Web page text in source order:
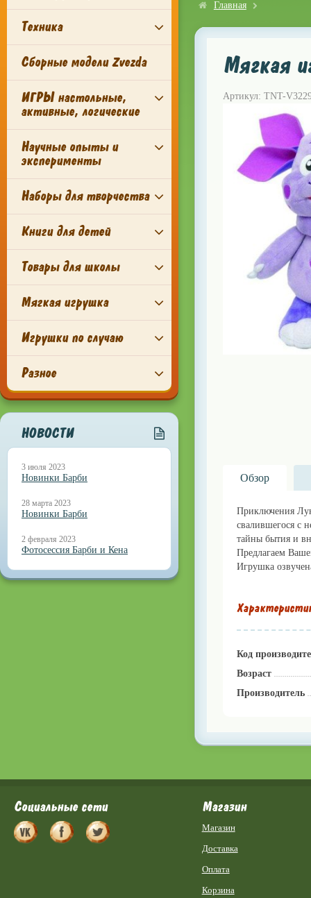
Техника
Сборные модели Zvezda
ИГРЫ настольные,
активные, логические
Научные опыты и
эксперименты
Наборы для творчества
Книги для детей
Товары для школы
Мягкая игрушка
Игрушки по случаю
Разное
НОВОСТИ
3 июля 2023
Новинки Барби
28 марта 2023
Новинки Барби
2 февраля 2023
Фотосессия Барби и Кена
Главная
Мягкая
Артикул: TNT-
Обзор
Приключения
свалившегося с
тайны бытия и
Предлагаем
Игрушка
Код
Возраст
Производитель
Социальные сети Магазин
Магазин
Доставка
Оплата
Корзина